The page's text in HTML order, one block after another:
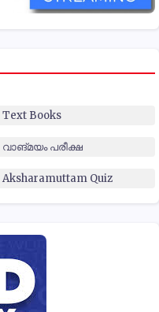
Text Books
വാങ്മയം പരീക്ഷ
Aksharamuttam Quiz